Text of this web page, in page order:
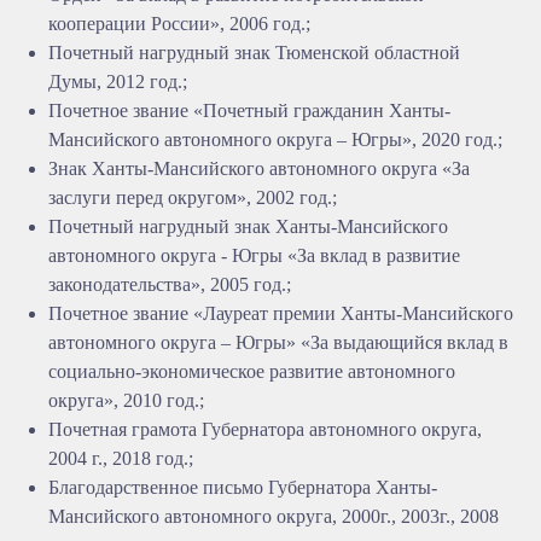
кооперации России», 2006 год.;
Почетный нагрудный знак Тюменской областной
Думы, 2012 год.;
Почетное звание «Почетный гражданин Ханты-
Мансийского автономного округа – Югры», 2020 год.;
Знак Ханты-Мансийского автономного округа «За
заслуги перед округом», 2002 год.;
Почетный нагрудный знак Ханты-Мансийского
автономного округа - Югры «За вклад в развитие
законодательства», 2005 год.;
Почетное звание «Лауреат премии Ханты-Мансийского
автономного округа – Югры» «За выдающийся вклад в
социально-экономическое развитие автономного
округа», 2010 год.;
Почетная грамота Губернатора автономного округа,
2004 г., 2018 год.;
Благодарственное письмо Губернатора Ханты-
Мансийского автономного округа, 2000г., 2003г., 2008